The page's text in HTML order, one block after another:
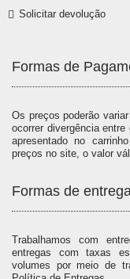
Solicitar devolução
Formas de
Os preços poderão
ocorrer divergência
apresentado no
preços no site, o valor
Formas de entrega
Trabalhamos com
entregas com taxas
volumes por meio de